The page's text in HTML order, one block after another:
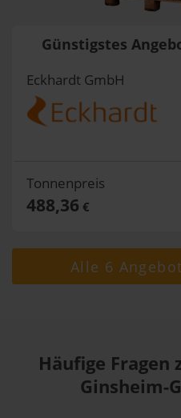
Günstigstes
Eckhardt GmbH
Tonnenpreis
488,36 €
Alle 6
Häufige Fragen
Ginsheim-